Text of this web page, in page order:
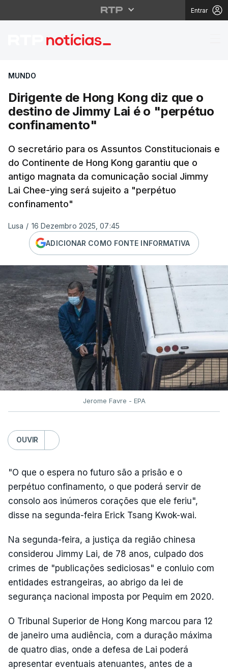
Entrar
Dirigente de Hong
MUNDO
Dirigente de Hong Kong diz que o
destino de Jimmy Lai é o "perpétuo
confinamento"
O secretário para os Assuntos Constitucionais e
do Continente de Hong Kong garantiu que o
antigo magnata da comunicação social Jimmy
Lai Chee-ying será sujeito a "perpétuo
confinamento"
Lusa / 16 Dezembro 2025, 07:45
ADICIONAR COMO FONTE INFORMATIVA
Jerome Favre - EPA
OUVIR
"O que o espera no futuro são a prisão e o
perpétuo confinamento, o que poderá servir de
consolo aos inúmeros corações que ele feriu",
disse na segunda-feira Erick Tsang Kwok-wai.
Na segunda-feira, a justiça da região chinesa
considerou Jimmy Lai, de 78 anos, culpado dos
crimes de "publicações sediciosas" e conluio com
entidades estrangeiras, ao abrigo da lei de
segurança nacional imposta por Pequim em 2020.
O Tribunal Superior de Hong Kong marcou para 12
de janeiro uma audiência, com a duração máxima
de quatro dias, onde a defesa de Lai poderá
apresentar eventuais atenuantes, antes de a